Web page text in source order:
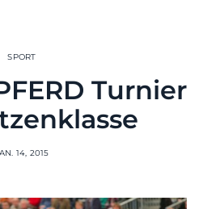
SPORT
Turnier
14, 2015